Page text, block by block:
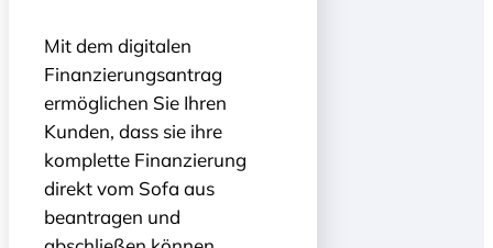
Mit dem digitalen
Finanzierungs­antrag
ermöglichen Sie Ihren
Kunden, dass sie ihre
komplette Finanzierung
direkt vom Sofa aus
beantragen und